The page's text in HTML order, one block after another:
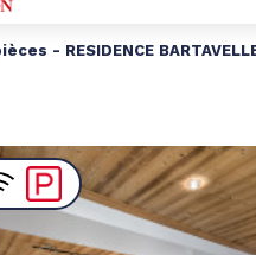
- RESIDENCE